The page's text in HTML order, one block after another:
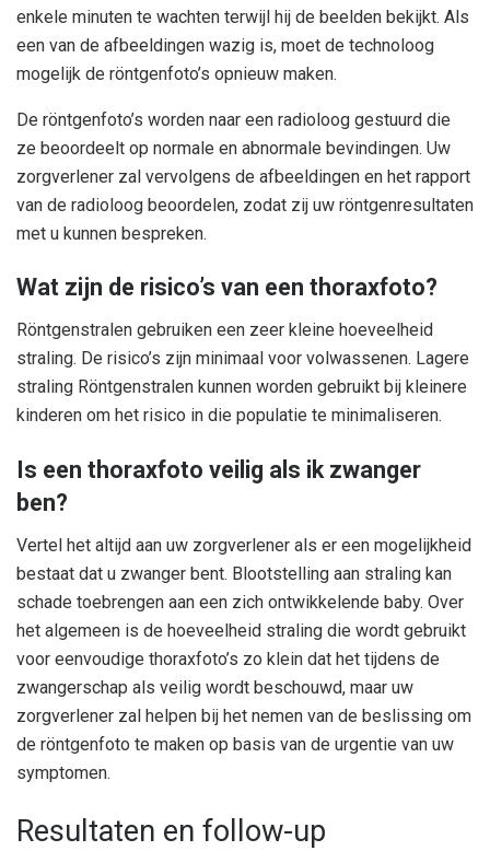
enkele minuten te wachten terwijl hij de beelden bekijkt. Als
een van de afbeeldingen wazig is, moet de technoloog
mogelijk de röntgenfoto’s opnieuw maken.
De röntgenfoto’s worden naar een radioloog gestuurd die
ze beoordeelt op normale en abnormale bevindingen. Uw
zorgverlener zal vervolgens de afbeeldingen en het rapport
van de radioloog beoordelen, zodat zij uw röntgenresultaten
met u kunnen bespreken.
Wat zijn de risico’s van een thoraxfoto?
Röntgenstralen gebruiken een zeer kleine hoeveelheid
straling. De risico’s zijn minimaal voor volwassenen. Lagere
straling Röntgenstralen kunnen worden gebruikt bij kleinere
kinderen om het risico in die populatie te minimaliseren.
Is een thoraxfoto veilig als ik zwanger
ben?
Vertel het altijd aan uw zorgverlener als er een mogelijkheid
bestaat dat u zwanger bent. Blootstelling aan straling kan
schade toebrengen aan een zich ontwikkelende baby. Over
het algemeen is de hoeveelheid straling die wordt gebruikt
voor eenvoudige thoraxfoto’s zo klein dat het tijdens de
zwangerschap als veilig wordt beschouwd, maar uw
zorgverlener zal helpen bij het nemen van de beslissing om
de röntgenfoto te maken op basis van de urgentie van uw
symptomen.
Resultaten en follow-up